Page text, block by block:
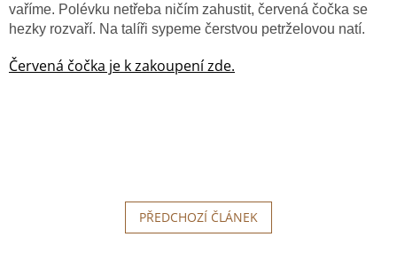
vaříme. Polévku netřeba ničím zahustit, červená čočka se
hezky rozvaří. Na talíři sypeme čerstvou petrželovou natí.
Červená čočka je k zakoupení zde.
PŘEDCHOZÍ ČLÁNEK